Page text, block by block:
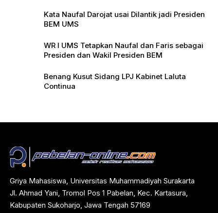
Kata Naufal Darojat usai Dilantik jadi Presiden
BEM UMS
WR I UMS Tetapkan Naufal dan Faris sebagai
Presiden dan Wakil Presiden BEM
Benang Kusut Sidang LPJ Kabinet Laluta
Continua
Griya Mahasiswa, Universitas Muhammadiyah Surakarta
Jl. Ahmad Yani, Tromol Pos 1 Pabelan, Kec. Kartasura,
Kabupaten Sukoharjo, Jawa Tengah 57169